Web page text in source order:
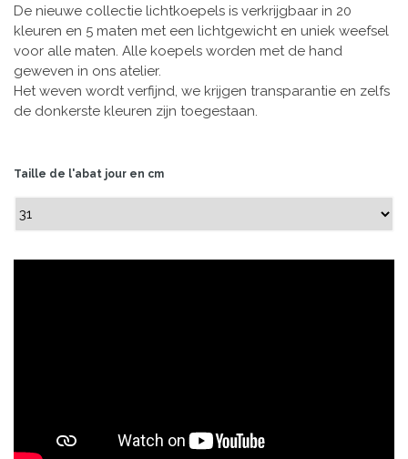
De nieuwe collectie lichtkoepels is verkrijgbaar in 20
kleuren en 5 maten met een lichtgewicht en uniek weefsel
voor alle maten. Alle koepels worden met de hand
geweven in ons atelier.
Het weven wordt verfijnd, we krijgen transparantie en zelfs
de donkerste kleuren zijn toegestaan.
Taille de l'abat jour en cm